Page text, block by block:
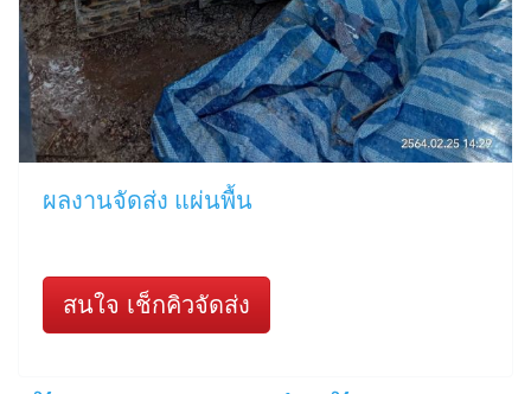
ผลงานจัดส่ง แผ่นพื้น
สนใจ เช็กคิวจัดส่ง